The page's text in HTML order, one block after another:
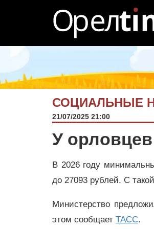
СОЦИАЛЬНЫЕ
21/07/2025 21:00
У
В 2026 году
до 27093 рублей. С
Министерство
этом сообщает ТАСС.